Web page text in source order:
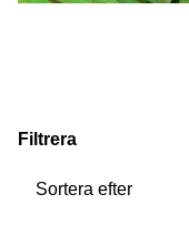
Filtrera
Sortera efter